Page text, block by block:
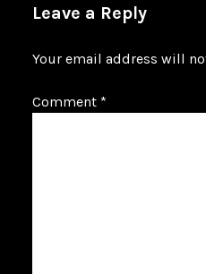
Leave a Reply
Your email address will
Comment *